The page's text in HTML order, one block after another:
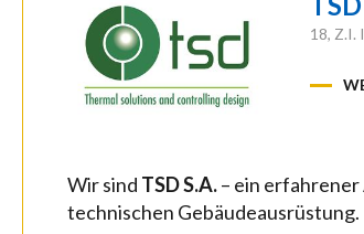
18, Z.I.
Wir sind TSD S.A.– ein
technischen Gebäudeausrüstung.